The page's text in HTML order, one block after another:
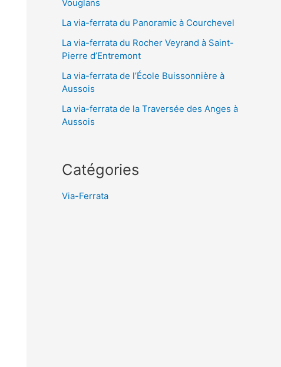
Vouglans
La via-ferrata du Panoramic à Courchevel
La via-ferrata du Rocher Veyrand à Saint-
Pierre d’Entremont
La via-ferrata de l’École Buissonnière à
Aussois
La via-ferrata de la Traversée des Anges à
Aussois
Catégories
Via-Ferrata